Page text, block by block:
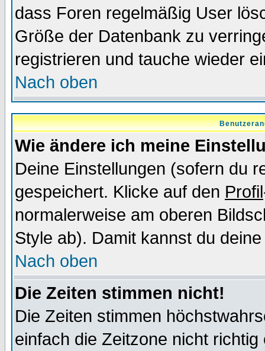
dass Foren regelmäßig User
Größe der Datenbank zu
registrieren und tauche wieder
Nach oben
Wie ändere ich meine
Deine Einstellungen (sofern du
gespeichert. Klicke auf den Profil
normalerweise am oberen
Style ab). Damit kannst du
Nach oben
Die Zeiten stimmen nicht!
Die Zeiten stimmen
einfach die Zeitzone nicht